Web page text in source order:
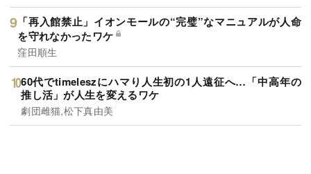
「再入館禁止」イオンモールの“完璧”なマニュアルが人命
を守れなかったワケ
窪田順生
60代でtimeleszにハマり人生初の1人遠征へ…「中高年の
推し活」が人生を変えるワケ
劇団雌猫,松下真由美